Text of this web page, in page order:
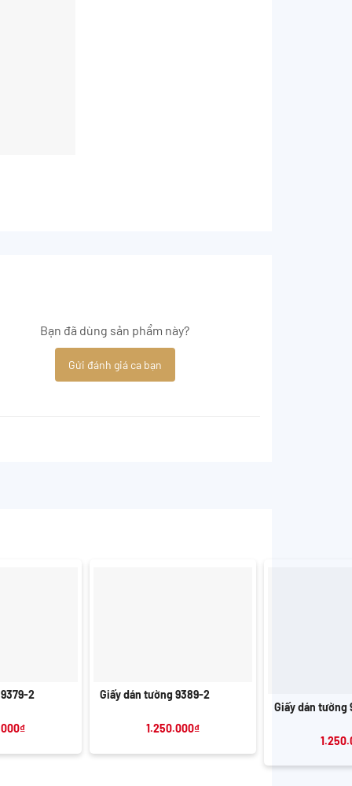
Bạn đã dùng sản phẩm này?
Gửi đánh giá ca bạn
2
₫
Giấy dán tường 9389-2
1.250.000₫
Giấy dán tường